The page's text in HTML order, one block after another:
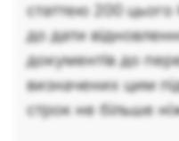
статтею 200
до дати
документів до
визначених цим
строк не більше